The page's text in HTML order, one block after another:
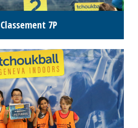
Résultats M18